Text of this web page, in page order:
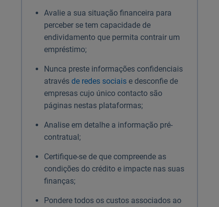
Avalie a sua situação financeira para
perceber se tem capacidade de
endividamento que permita contrair um
empréstimo;
Nunca preste informações confidenciais
através de redes sociaise desconfie de
empresas cujo único contacto são
páginas nestas plataformas;
Analise em detalhe a informação pré-
contratual;
Certifique-se de que compreende as
condições do crédito e impacte nas suas
finanças;
Pondere todos os custos associados ao